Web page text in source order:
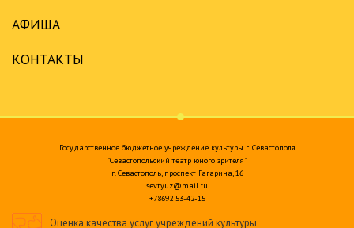
АФИША
КОНТАКТЫ
Государственное бюджетное учреждение культуры г. Севастополя
"Севастопольский театр юного зрителя"
г. Севастополь, проспект Гагарина, 16
sevtyuz@mail.ru
+78692 53-42-15
Оценка качества услуг учреждений культуры